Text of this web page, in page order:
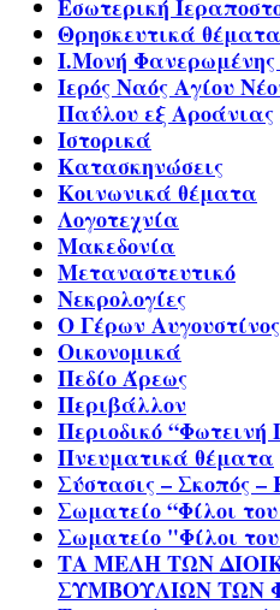
Εσωτερική
Θρησκευτικά θέματα
Ι.Μονή
Ιερός Ναός Αγίου
Παύλου εξ Αροάνιας
Ιστορικά
Κατασκηνώσεις
Κοινωνικά θέματα
Λογοτεχνία
Μακεδονία
Μεταναστευτικό
Νεκρολογίες
Ο Γέρων
Οικονομικά
Πεδίο Άρεως
Περιβάλλον
Περιοδικό
Πνευματικά θέματα
Σύστασις – Σκοπός
Σωματείο “Φίλοι
Σωματείο "Φίλοι
ΤΑ ΜΕΛΗ ΤΩΝ
ΣΥΜΒΟΥΛΙΩΝ ΤΩΝ